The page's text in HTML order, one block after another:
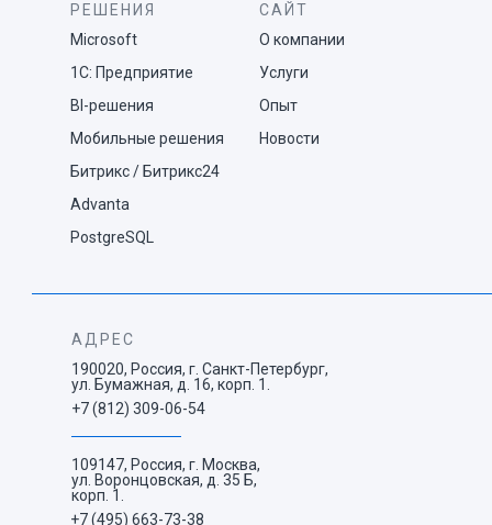
РЕШЕНИЯ
Microsoft
1С: Предприятие
BI-решения
Мобильные решения
Битрикс / Битрикс24
Advanta
PostgreSQL
САЙТ
О компании
Услуги
Опыт
Новости
АДРЕС
190020, Россия, г. Санкт-Петербург,
ул. Бумажная, д. 16, корп. 1.
+7 (812) 309-06-54
109147, Россия, г. Москва,
ул. Воронцовская, д. 35 Б,
корп. 1.
+7 (495) 663-73-38